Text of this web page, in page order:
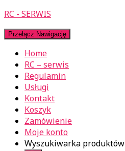
RC - SERWIS
Przełącz Nawigację
Home
RC – serwis
Regulamin
Usługi
Kontakt
Koszyk
Zamówienie
Moje konto
Wyszukiwarka produktów